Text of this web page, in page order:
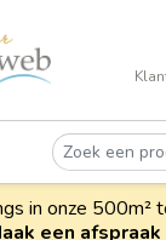
in onze 500m²
een afspraak